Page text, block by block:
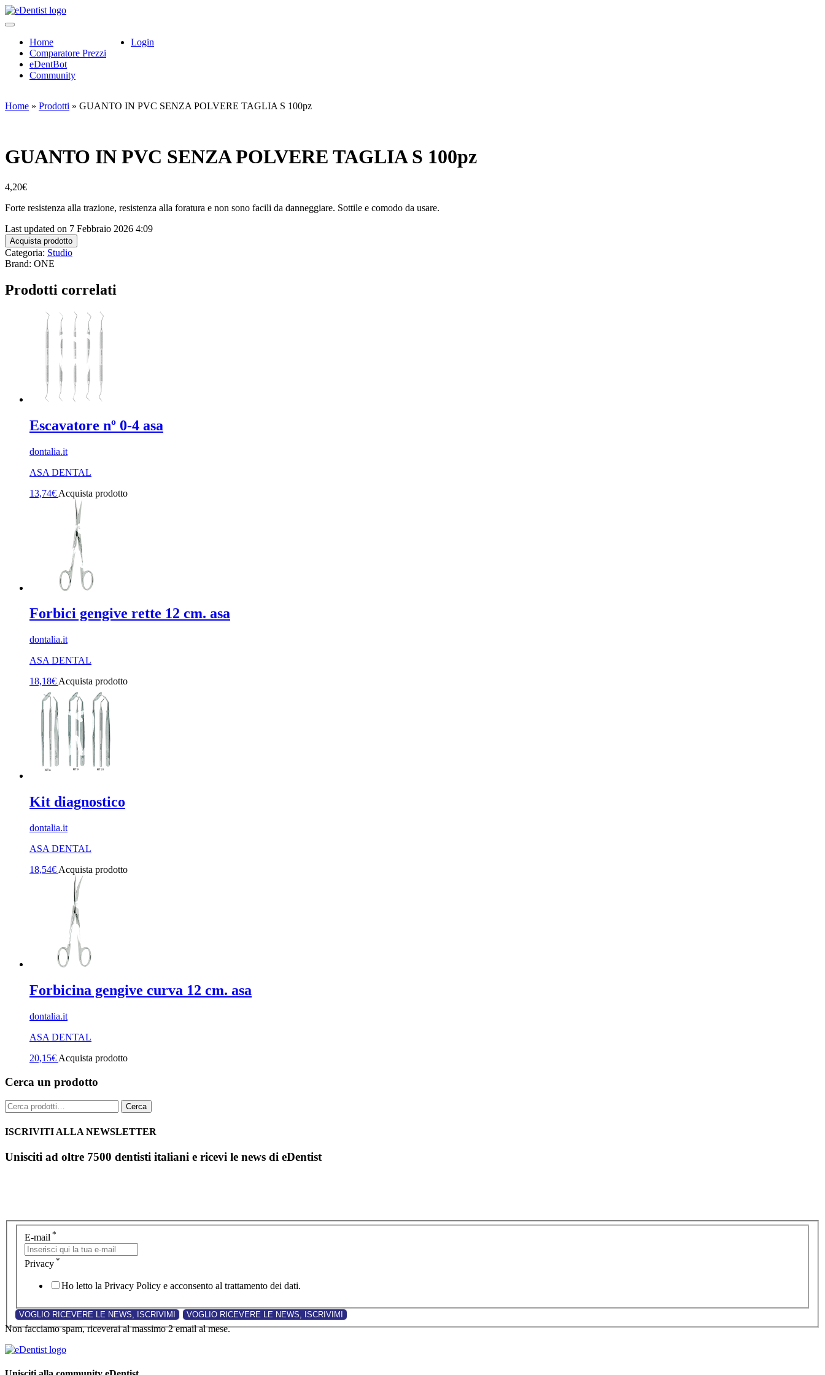
Home
Comparatore Prezzi
eDentBot
Community
Login
Home » Prodotti » GUANTO IN PVC SENZA POLVERE TAGLIA S 100pz
GUANTO IN PVC SENZA POLVERE TAGLIA S 100pz
4,20€
Forte resistenza alla trazione, resistenza alla foratura e non sono facili da danneggiare. Sottile e comodo da usare.
Last updated on 7 Febbraio 2026 4:09
Acquista prodotto
Categoria: Studio
Brand: ONE
Prodotti correlati
Escavatore nº 0-4 asa
dontalia.it
ASA DENTAL
13,74€ Acquista prodotto
Forbici gengive rette 12 cm. asa
dontalia.it
ASA DENTAL
18,18€ Acquista prodotto
Kit diagnostico
dontalia.it
ASA DENTAL
18,54€ Acquista prodotto
Forbicina gengive curva 12 cm. asa
dontalia.it
ASA DENTAL
20,15€ Acquista prodotto
Cerca un prodotto
Cerca: Cerca
ISCRIVITI ALLA NEWSLETTER
Unisciti ad oltre 7500 dentisti italiani e ricevi le news di eDentist
E-mail *
Privacy *
Ho letto la Privacy Policy e acconsento al trattamento dei dati.
Non facciamo spam, riceverai al massimo 2 email al mese.